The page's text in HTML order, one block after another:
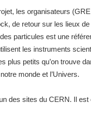
les organisateurs
de retour sur les lieux
particules est une
les instruments
plus petits qu’on trouve
monde et l’Univers.
des sites du CERN. Il